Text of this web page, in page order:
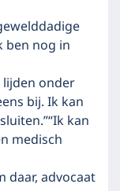
ben nog in
onder
bij. Ik kan
kan
medisch
daar, advocaat